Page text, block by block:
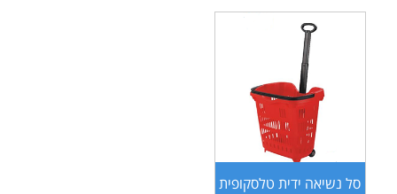
סל נשיאה ידית טלסקופית